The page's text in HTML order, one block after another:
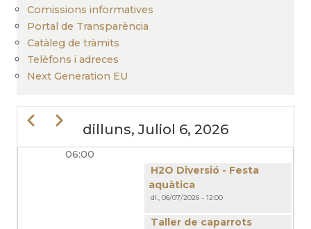
Comissions informatives
Portal de Transparència
Catàleg de tràmits
Telèfons i adreces
Next Generation EU
dilluns, Juliol 6, 2026
PreviousNext
06:00
H2O Diversió - Festa
aquàtica
dl., 06/07/2026 - 12:00
Taller de caparrots